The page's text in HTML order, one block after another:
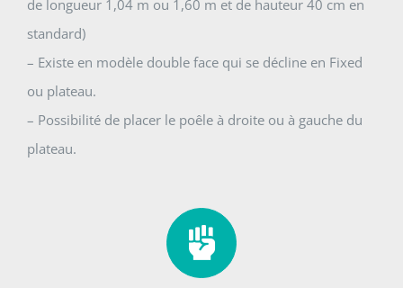
de longueur 1,04 m ou 1,60 m et de hauteur 40 cm en
standard)
– Existe en modèle double face qui se décline en Fixed
ou plateau.
– Possibilité de placer le poêle à droite ou à gauche du
plateau.